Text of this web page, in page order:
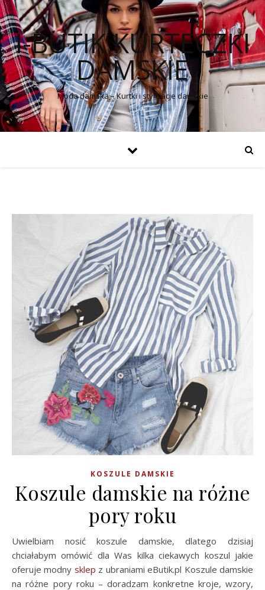
I-BUTIK KURTECZKI
DAMSKIE
Moda damska – Kurtki i stylizacje damskie
KOSZULE DAMSKIE
Koszule damskie na różne
pory roku
Uwielbiam nosić koszule damskie, dlatego dzisiaj
chciałabym omówić dla Was kilka ciekawych koszul jakie
oferuje modny sklep z ubraniami eButik.pl Koszule damskie
na różne pory roku – doradzam konkretne kroje, wzory,